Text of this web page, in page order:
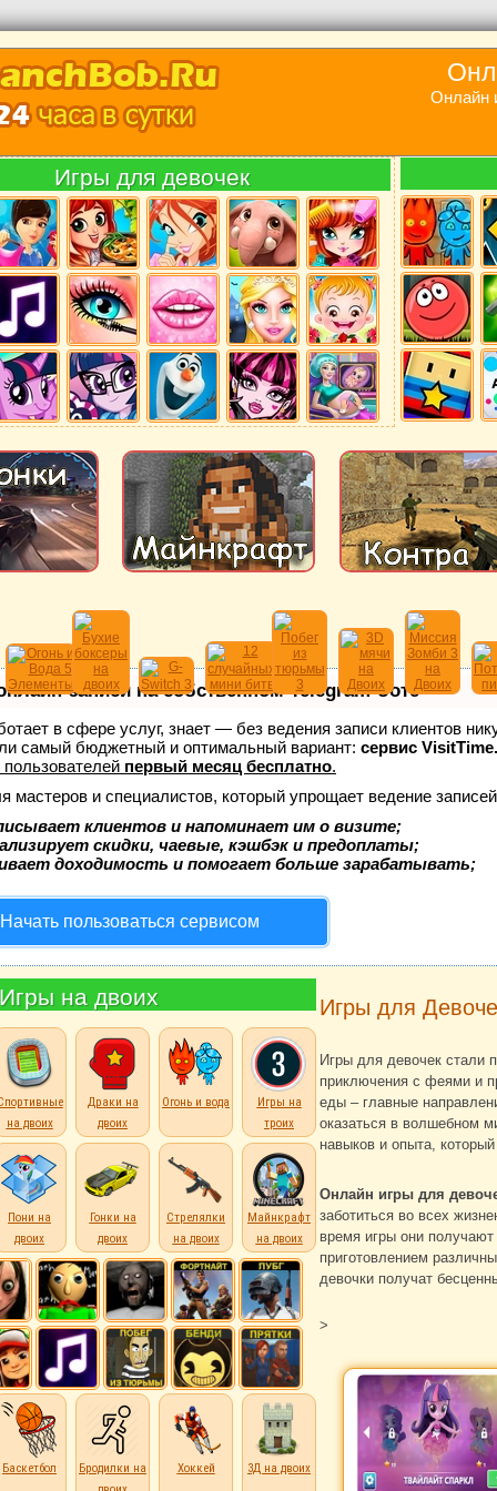
Онлайн
Игры для девочек
записи на собственном Telegram-боте
в сфере услуг, знает — без ведения записи клиентов
самый бюджетный и оптимальный вариант: сервис VisitTime.
первый месяц бесплатно.
мастеров и специалистов, который упрощает ведение
клиентов и напоминает им о визите;
скидки, чаевые, кэшбэк и предоплаты;
доходимость и помогает больше зарабатывать;
Начать пользоваться сервисом
Игры на двоих
на двоих
Драки на
двоих
Огонь и вода
Игры на
троих
Пони на
двоих
Гонки на
двоих
Стрелялки
на двоих
Майнкрафт
на двоих
Баскетбол
Бродилки на
Хоккей 3Д на двоих
Игры для
Игры для девочек стали
приключения с феями и
еды – главные
оказаться в волшебном
навыков и опыта,
Онлайн игры для
заботиться во всех
время игры они
приготовлением
девочки получат
>